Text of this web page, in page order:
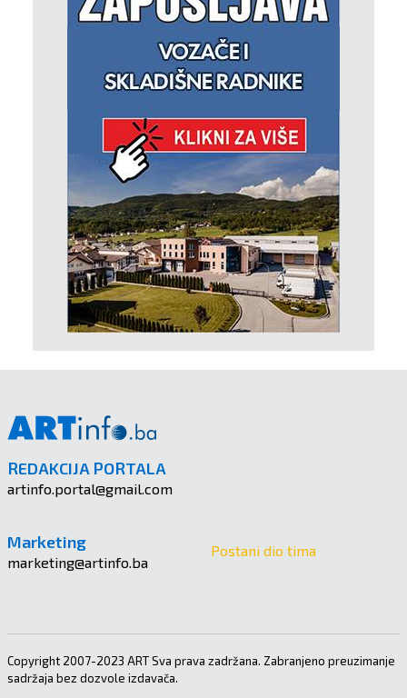
REDAKCIJA PORTALA
artinfo.portal@gmail.com
Marketing
marketing@artinfo.ba
Postani dio tima
Copyright 2007-2023 ART Sva prava zadržana. Zabranjeno preuzimanje
sadržaja bez dozvole izdavača.